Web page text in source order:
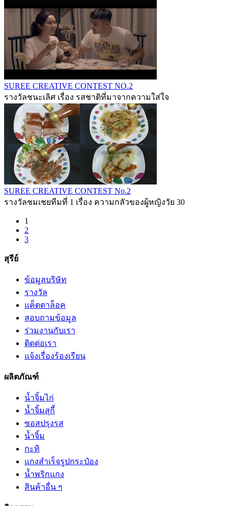
SUREE CREATIVE CONTEST NO.2
รางวัลชนะเลิศ เรื่อง รสชาติที่มาจากความใส่ใจ
SUREE CREATIVE CONTEST No.2
รางวัลชมเชยทีมที่ 1 เรื่อง ความกลัวของผู้หญิงวัย 30
1
2
3
สุรีย์
ข้อมูลบริษัท
รางวัล
แค็ตตาล็อค
สอบถามข้อมูล
ร่วมงานกับเรา
ติดต่อเรา
แจ้งเรื่องร้องเรียน
ผลิตภัณฑ์
น้ำจิ้มไก่
น้ำจิ้มสุกี้
ซอสปรุงรส
น้ำจิ้ม
กะทิ
แกงสำเร็จรูปกระป๋อง
น้ำพริกแกง
สินค้าอื่น ๆ